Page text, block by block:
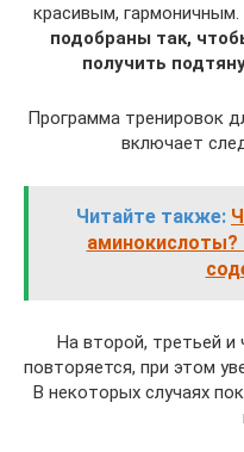
красивым, гармоничным.
подобраны так,
получить
Программа тренировок
включает
Читайте также:
аминокислоты?
На второй, третьей и
повторяется, при этом
В некоторых случаях